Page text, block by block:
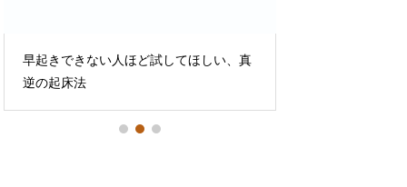
早起きできない人ほど試してほしい、真
逆の起床法